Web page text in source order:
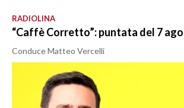
RADIOLINA
“Caffè Corretto”: puntata del 7
Conduce Matteo Vercelli